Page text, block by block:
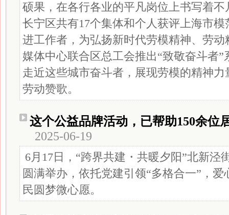
硕果，在各行各业的平凡岗位上书写着
长宁区共有17个集体和个人获评上海市
进工作者，为弘扬新时代劳模精神、劳
媒体中心联合区总工会推出“致敬奋斗者
走近这些城市奋斗者，展现劳模的精神
劳动赞歌。
这个公益品牌活动，已帮助150余位
2025-06-19
6月17日，“跨界共建・共暖夕阳”北新泾
圆满举办，依托党建引领“多格合一”，
民圆梦微心愿。